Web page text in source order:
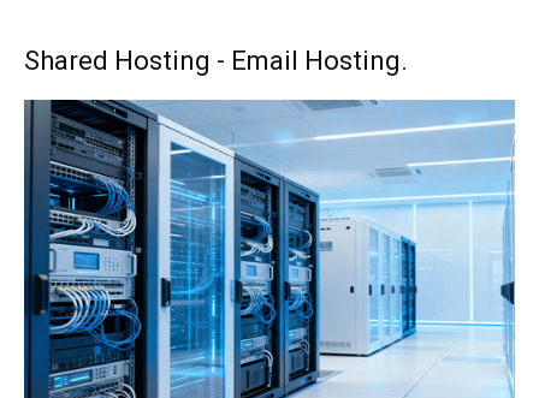
Shared Hosting - Email Hosting.